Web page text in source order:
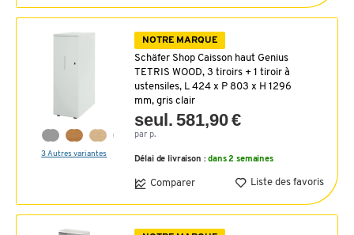
3 Autres variantes
NOTRE MARQUE
Schäfer Shop Caisson haut Genius
TETRIS WOOD, 3 tiroirs + 1 tiroir à
ustensiles, L 424 x P 803 x H 1296
mm, gris clair
seul. 581,90 €
par p.
Délai de livraison :dans 2 semaines
Comparer Liste des favoris